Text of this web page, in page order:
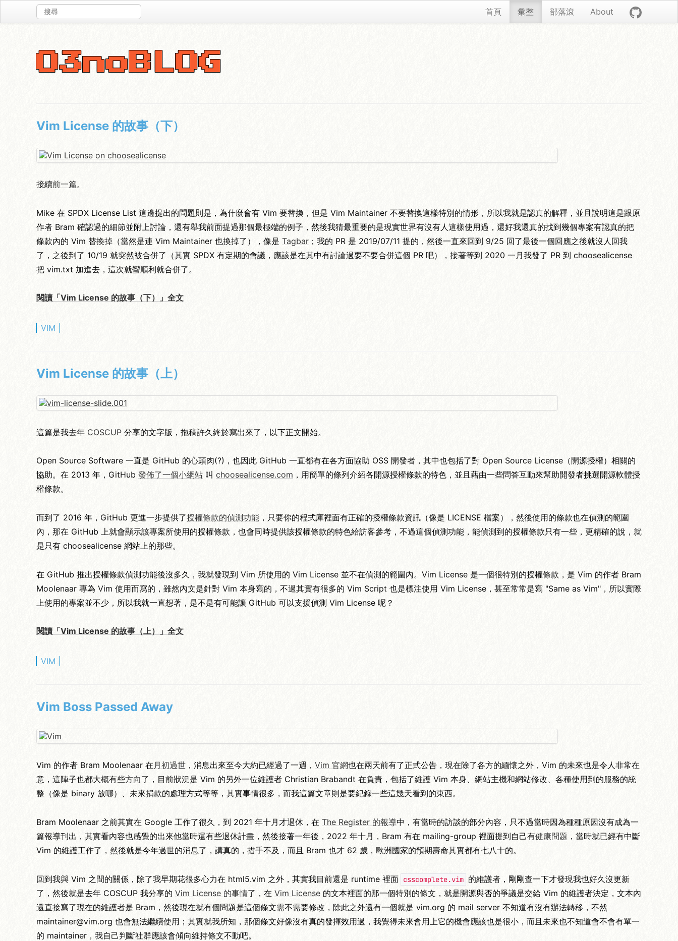
首頁 彙整 部落滾 About
O3noBLOG
Vim License 的故事（下）
接續前一篇。
Mike 在 SPDX License List 這邊提出的問題則是，為什麼會有 Vim 要替換，但是 Vim Maintainer 不要替換這樣特別的情形，所以我就是認真的解釋，並且說明這是跟原
作者 Bram 確認過的細節並附上討論，還有舉我前面提過那個最極端的例子，然後我猜最重要的是現實世界有沒有人這樣使用過，還好我還真的找到幾個專案有認真的把
條款內的 Vim 替換掉（當然是連 Vim Maintainer 也換掉了），像是 Tagbar ；我的 PR 是 2019/07/11 提的，然後一直來回到 9/25 回了最後一個回應之後就沒人回我
了，之後到了 10/19 就突然被合併了（其實 SPDX 有定期的會議，應該是在其中有討論過要不要合併這個 PR 吧），接著等到 2020 一月我發了 PR 到 choosealicense
把 vim.txt 加進去，這次就蠻順利就合併了。
閱讀「Vim License 的故事（下）」全文
VIM
Vim License 的故事（上）
這篇是我去年 COSCUP 分享的文字版，拖稿許久終於寫出來了，以下正文開始。
Open Source Software 一直是 GitHub 的心頭肉(?)，也因此 GitHub 一直都有在各方面協助 OSS 開發者，其中也包括了對 Open Source License（開源授權）相關的
協助。在 2013 年，GitHub 發佈了一個小網站 叫 choosealicense.com ，用簡單的條列介紹各開源授權條款的特色，並且藉由一些問答互動來幫助開發者挑選開源軟體授
權條款。
而到了 2016 年，GitHub 更進一步提供了授權條款的偵測功能 ，只要你的程式庫裡面有正確的授權條款資訊（像是 LICENSE 檔案），然後使用的條款也在偵測的範圍
內，那在 GitHub 上就會顯示該專案所使用的授權條款，也會同時提供該授權條款的特色給訪客參考，不過這個偵測功能，能偵測到的授權條款只有一些，更精確的說，就
是只有 choosealicense 網站上的那些。
在 GitHub 推出授權條款偵測功能後沒多久，我就發現到 Vim 所使用的 Vim License 並不在偵測的範圍內。Vim License 是一個很特別的授權條款，是 Vim 的作者 Bram
Moolenaar 專為 Vim 使用而寫的，雖然內文是針對 Vim 本身寫的，不過其實有很多的 Vim Script 也是標注使用 Vim License，甚至常常是寫 "Same as Vim"，所以實際
上使用的專案並不少，所以我就一直想著，是不是有可能讓 GitHub 可以支援偵測 Vim License 呢？
閱讀「Vim License 的故事（上）」全文
VIM
Vim Boss Passed Away
Vim 的作者 Bram Moolenaar 在月初過世 ，消息出來至今大約已經過了一週， Vim 官網也在兩天前有了正式公告，現在除了各方的緬懷之外，Vim 的未來也是令人非常在
意，這陣子也都大概有些方向了，目前狀況是 Vim 的另外一位維護者 Christian Brabandt 在負責，包括了維護 Vim 本身、網站主機和網站修改、各種使用到的服務的統
整（像是 binary 放哪）、未來捐款的處理方式等等，其實事情很多，而我這篇文章則是要紀錄一些這幾天看到的東西。
Bram Moolenaar 之前其實在 Google 工作了很久，到 2021 年十月才退休，在 The Register 的報導中，有當時的訪談的部分內容，只不過當時因為種種原因沒有成為一
篇報導刊出，其實看內容也感覺的出來他當時還有些退休計畫，然後接著一年後，2022 年十月，Bram 有在 mailing-group 裡面提到自己有健康問題 ，當時就已經有中斷
Vim 的維護工作了，然後就是今年過世的消息了，講真的，措手不及，而且 Bram 也才 62 歲，歐洲國家的預期壽命其實都有七八十的。
回到我與 Vim 之間的關係，除了我早期花很多心力在 html5.vim 之外，其實我目前還是 runtime 裡面 csscomplete.vim 的維護者，剛剛查一下才發現我也好久沒更新
了，然後就是去年 COSCUP 我分享的 Vim License 的事情了，在 Vim License 的文本裡面的那一個特別的條文，就是開源與否的爭議是交給 Vim 的維護者決定，文本內
還直接寫了現在的維護者是 Bram，然後現在就有個問題是這個條文需不需要修改，除此之外還有一個就是 vim.org 的 mail server 不知道有沒有辦法轉移，不然
maintainer@vim.org 也會無法繼續使用；其實就我所知，那個條文好像沒有真的發揮效用過，我覺得未來會用上它的機會應該也是很小，而且未來也不知道會不會有單一
的 maintainer，我自己判斷社群應該會傾向維持條文不動吧。